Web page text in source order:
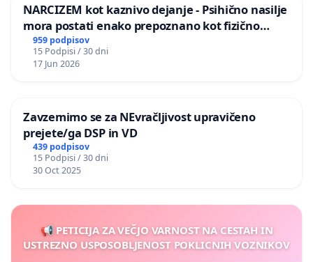
NARCIZEM kot kaznivo dejanje - Psihično nasilje
mora postati enako prepoznano kot fizično
nasilje
959 podpisov
15 Podpisi / 30 dni
17 Jun 2026
Zavzemimo se za NEvračljivost upravičeno
prejete/ga DSP in VD
439 podpisov
15 Podpisi / 30 dni
30 Oct 2025
📢 PETICIJA ZA VEČJO VARNOST NA CESTAH IN
USTREZNO USPOSOBLJENOST POKLICNIH VOZNIKOV